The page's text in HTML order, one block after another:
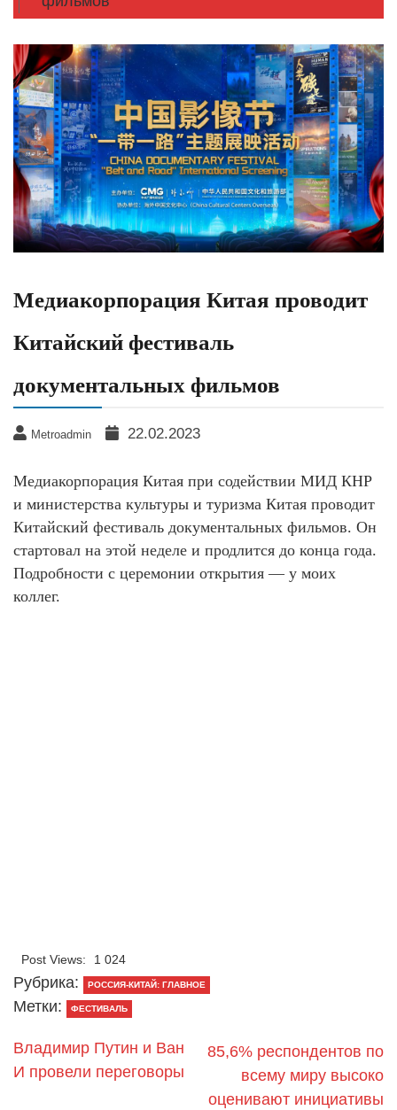
Медиакорпорация Китая проводит
Китайский фестиваль
документальных фильмов
Metroadmin 22.02.2023
Медиакорпорация Китая при содействии МИД КНР
и министерства культуры и туризма Китая проводит
Китайский фестиваль документальных фильмов. Он
стартовал на этой неделе и продлится до конца года.
Подробности с церемонии открытия — у моих
коллег.
Post Views: 1 024
Рубрика: РОССИЯ-КИТАЙ: ГЛАВНОЕ
Метки: ФЕСТИВАЛЬ
Владимир Путин и Ван
И провели переговоры
85,6% респондентов по
всему миру высоко
оценивают инициативы